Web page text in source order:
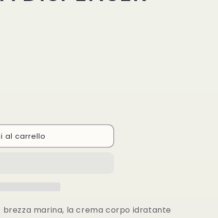
al carrello
brezza marina, la crema corpo idratante